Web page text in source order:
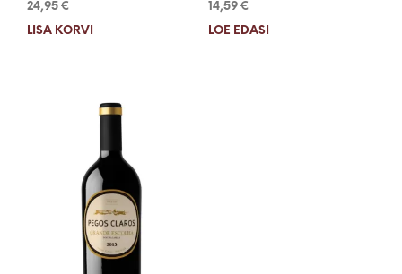
24,95 €
LISA KORVI
14,59 €
LOE EDASI